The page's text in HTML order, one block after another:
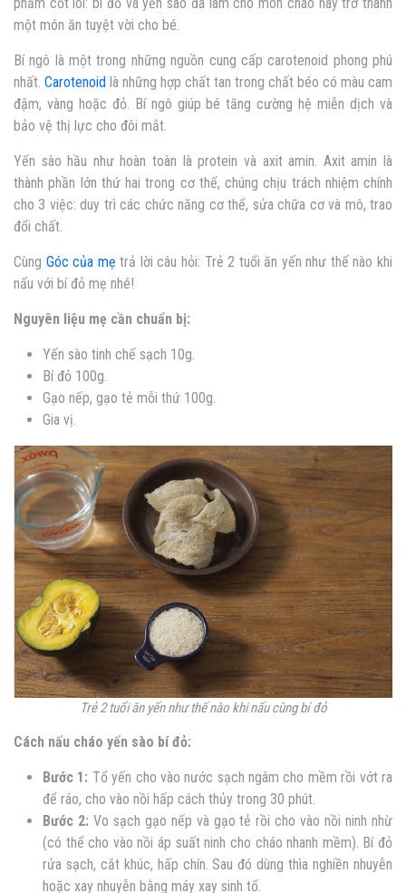
một món ăn tuyệt vời cho bé.
Bí ngô là một trong những nguồn cung cấp carotenoid phong phú
nhất. Carotenoid là những hợp chất tan trong chất béo có màu cam
đậm, vàng hoặc đỏ. Bí ngô giúp bé tăng cường hệ miễn dịch và
bảo vệ thị lực cho đôi mắt.
Yến sào hầu như hoàn toàn là protein và axit amin. Axit amin là
thành phần lớn thứ hai trong cơ thể, chúng chịu trách nhiệm chính
cho 3 việc: duy trì các chức năng cơ thể, sửa chữa cơ và mô, trao
đổi chất.
Cùng Góc của mẹ trả lời câu hỏi: Trẻ 2 tuổi ăn yến như thế nào khi
nấu với bí đỏ mẹ nhé!
Nguyên liệu mẹ cần chuẩn bị:
Yến sào tinh chế sạch 10g.
Bí đỏ 100g.
Gạo nếp, gạo tẻ mỗi thứ 100g.
Gia vị.
Trẻ 2 tuổi ăn yến như thế nào khi nấu cùng bí đỏ
Cách nấu cháo yến sào bí đỏ:
Bước 1: Tổ yến cho vào nước sạch ngâm cho mềm rồi vớt ra
để ráo, cho vào nồi hấp cách thủy trong 30 phút.
Bước 2: Vo sạch gạo nếp và gạo tẻ rồi cho vào nồi ninh nhừ
(có thể cho vào nồi áp suất ninh cho cháo nhanh mềm). Bí đỏ
rửa sạch, cắt khúc, hấp chín. Sau đó dùng thìa nghiền nhuyễn
hoặc xay nhuyễn bằng máy xay sinh tố.